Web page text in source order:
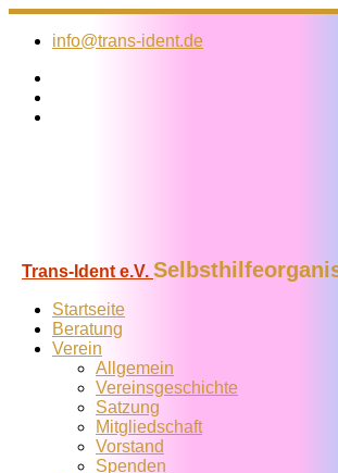
Zum
Inhalt
info@trans-ident.de
Trans-Ident e.V.
Startseite
Beratung
Verein
Allgemein
Vereins­geschichte
Satzung
Mitglied­schaft
Vorstand
Spenden